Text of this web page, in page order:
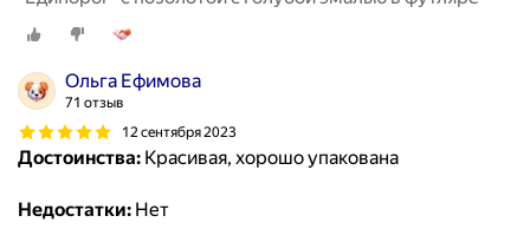
Ольга Ефимова
71 отзыв
12 сентября 2023
Достоинства: Красивая, хорошо упакована
Недостатки: Нет